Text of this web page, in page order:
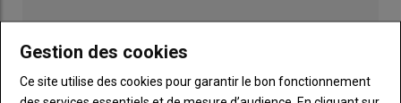
Gestion des cookies
Ce site utilise des cookies pour garantir le bon fonctionnement